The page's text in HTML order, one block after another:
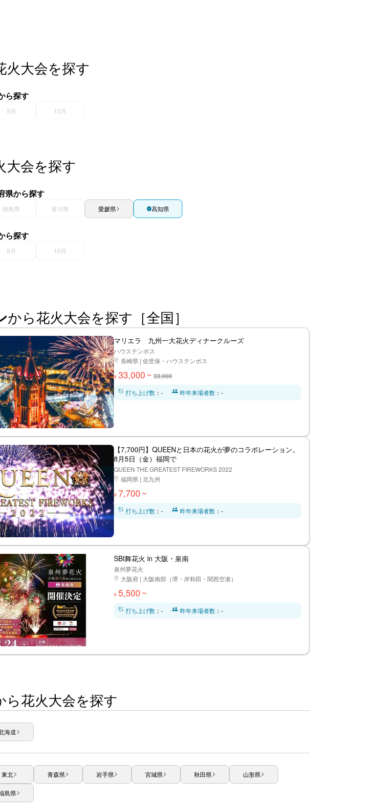
火大会を探す
ら探す
9月 10月
大会を探す
県から探す
徳島県 香川県 愛媛県 高知県
ら探す
9月 10月
から花火大会を探す［全国］
マリエラ 九州一大花火ディナークルーズ
ハウステンボス
長崎県 | 佐世保・ハウステンボス
¥ 33,000~ 33,000
打ち上げ数 ：- 昨年来場者数 ：-
【7,700円】QUEENと日本の花火が夢のコラボレーション。
8月5日（金）福岡で
QUEEN THE GREATEST FIREWORKS 2022
福岡県 | 北九州
¥ 7,700~
打ち上げ数 ：- 昨年来場者数 ：-
SBI舞花火 in 大阪・泉南
泉州夢花火
大阪府 | 大阪南部（堺・岸和田・関西空港）
¥ 5,500~
打ち上げ数 ：- 昨年来場者数 ：-
ら花火大会を探す
海道
東北 青森県 岩手県 宮城県 秋田県 山形県
島県